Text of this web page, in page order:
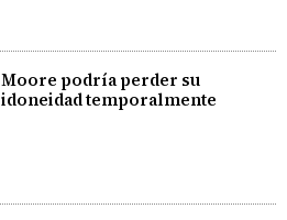
Moore podría perder su
idoneidad temporalmente